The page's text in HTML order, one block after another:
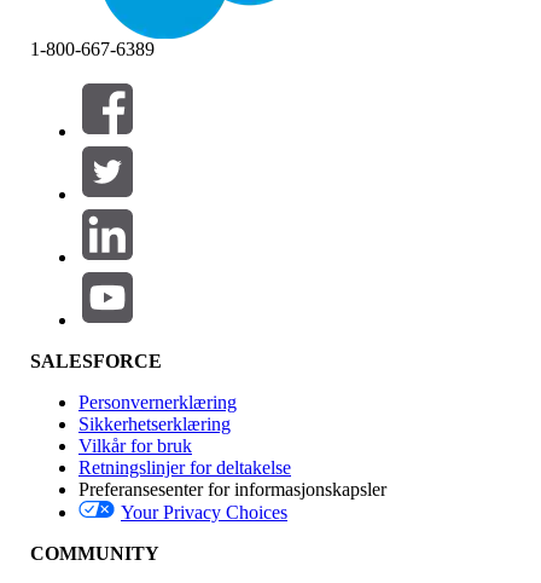
Filtre (0)
VELG FILTRE
Produktområde
Funksjonsinnvirkning
Utgave
1-800-667-6389
SALESFORCE
Personvernerklæring
Sikkerhetserklæring
Vilkår for bruk
Retningslinjer for deltakelse
Preferansesenter for informasjonskapsler
Your Privacy Choices
COMMUNITY